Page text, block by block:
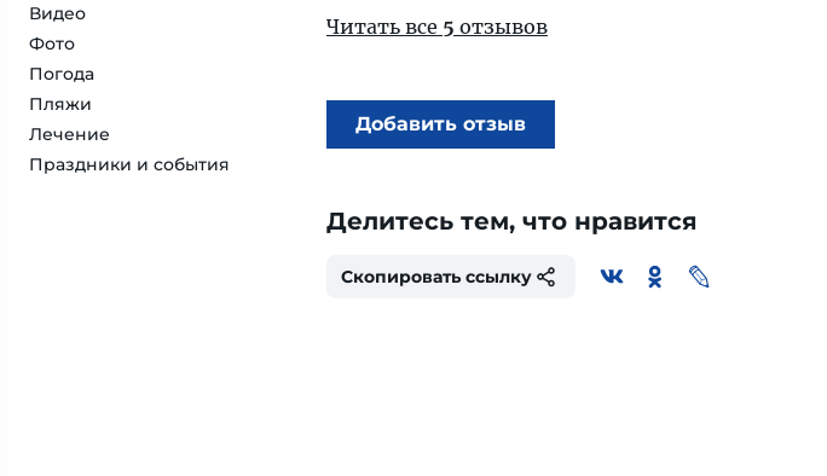
Видео
Фото
Погода
Пляжи
Лечение
Праздники и события
Читать все 5 отзывов
Добавить отзыв
Делитесь тем, что нравится
Скопировать ссылку